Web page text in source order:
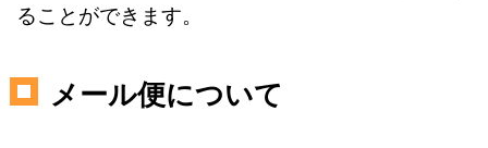
ることができます。
メール便について